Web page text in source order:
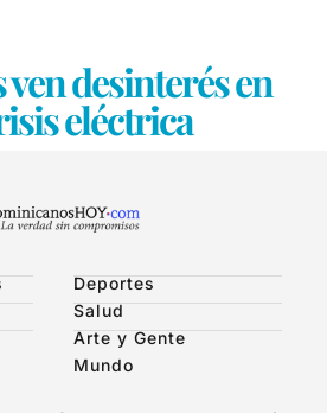
desinterés en
eléctrica
Deportes
Salud
Arte y Gente
Mundo